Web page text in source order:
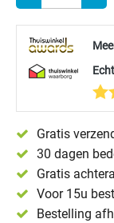
Gratis
30 dagen
Gratis
Voor 15u
Bestelling